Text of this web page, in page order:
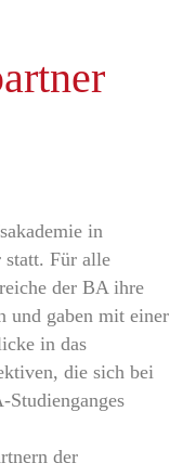
in
statt. Für alle
der BA ihre
und gaben mit einer
in das
die sich bei
Studienganges
der